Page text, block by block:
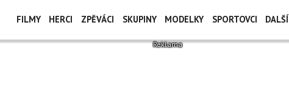
FILMY HERCI ZPĚVÁCI SKUPINY MODELKY SPORTOVCI DALŠÍ